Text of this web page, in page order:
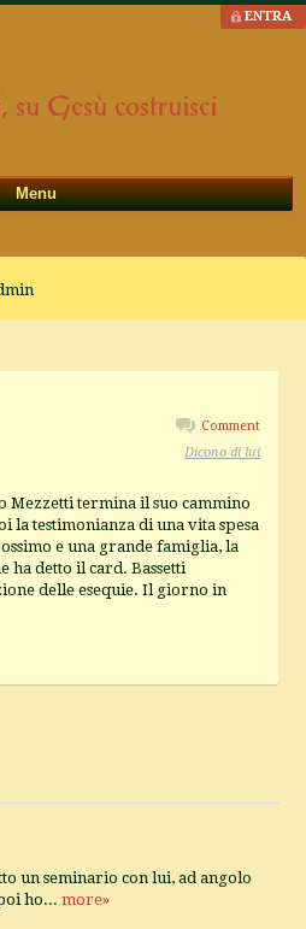
ENTRA
Menu
Comment
Dicono di lui
Mezzetti termina il suo cammino
la testimonianza di una vita spesa
e una grande famiglia, la
ha detto il card. Bassetti
delle esequie. Il giorno in
un seminario con lui, ad angolo
ho... more»